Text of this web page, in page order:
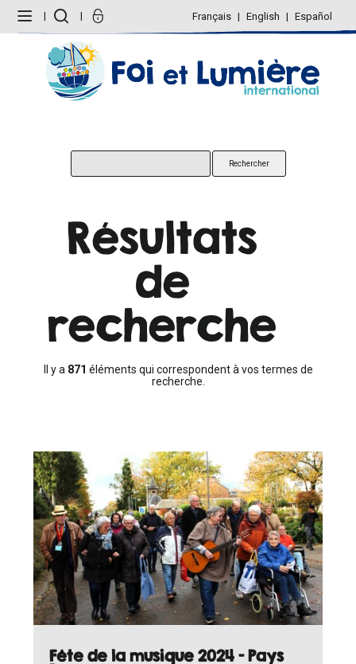
contenu.
personnels
Français English Español
Résultats
de
recherche
Il y a 871 éléments qui correspondent à vos termes de
recherche.
Fête de la musique 2024 - Pays